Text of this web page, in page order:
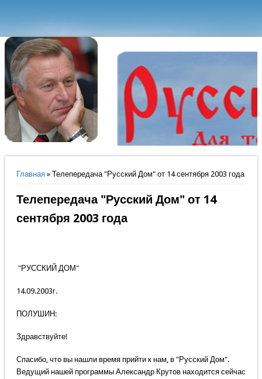
Вы здесь
Главная» Телепередача "Русский Дом" от 14 сентября 2003 года
Телепередача "Русский Дом" от 14
сентября 2003 года
"РУССКИЙ ДОМ"
14.09.2003г.
ПОЛУШИН:
Здравствуйте!
Спасибо, что вы нашли время прийти к нам, в "Русский Дом".
Ведущий нашей программы Александр Крутов находится сейчас